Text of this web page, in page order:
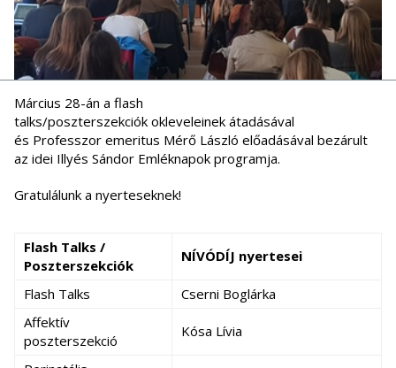
Március 28-án a flash
talks/poszterszekciók okleveleinek átadásával
és Professzor emeritus Mérő László előadásával bezárult
az idei Illyés Sándor Emléknapok programja.
Gratulálunk a nyerteseknek!
Flash Talks /
Poszterszekciók
NÍVÓDÍJ nyertesei
Flash Talks
Cserni Boglárka
Affektív
poszterszekció
Kósa Lívia